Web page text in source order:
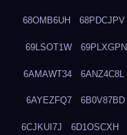
68OMB6UH 68PDCJPV
69LSOT1W 69PLXGPN
6AMAWT34 6ANZ4C8L
6AYEZFQ7 6B0V87BD
6CJKUI7J 6D1OSCXH